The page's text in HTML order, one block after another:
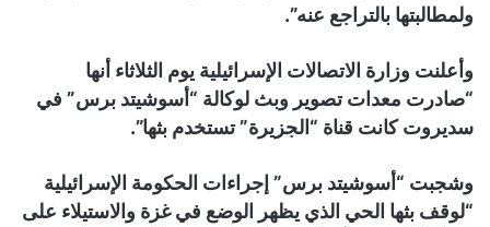
ولمطالبتها بالتراجع عنه”.
وأعلنت وزارة الاتصالات الإسرائيلية يوم الثلاثاء أنها
“صادرت معدات تصوير وبث لوكالة “أسوشيتد برس” في
سديروت كانت قناة “الجزيرة” تستخدم بثها”.
وشجبت “أسوشيتد برس” إجراءات الحكومة الإسرائيلية
“لوقف بثها الحي الذي يظهر الوضع في غزة والاستيلاء على